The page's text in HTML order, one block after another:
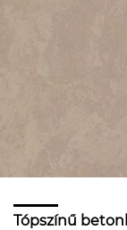
Tópszínű